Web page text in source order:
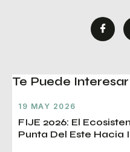
Te Puede Interesar
19 MAY 2026
FIJE 2026: El
Punta Del Este Hacia